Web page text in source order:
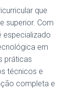
que
superior. Com
especializado
em
práticas
técnicos e
completa e